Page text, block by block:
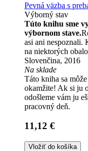
Pevná väzba s
Výborný stav
Túto knihu sme
výbornom stave.
asi ani nespoznali.
na niektorých
Slovenčina, 2016
Na sklade
Táto kniha sa
okamžite! Ak si ju
odošleme vám ju
pracovný deň.
11,12 €
Vložiť do košíka